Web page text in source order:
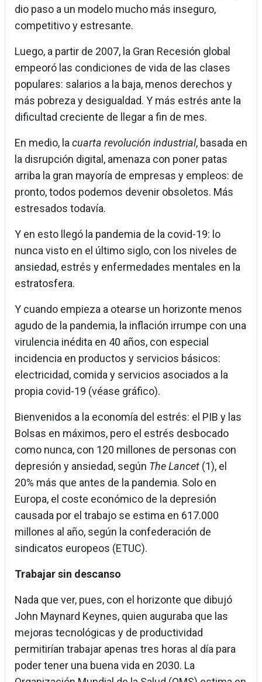
dio paso a un modelo mucho más inseguro,
competitivo y estresante.
Luego, a partir de 2007, la Gran Recesión global
empeoró las condiciones de vida de las clases
populares: salarios a la baja, menos derechos y
más pobreza y desigualdad. Y más estrés ante la
dificultad creciente de llegar a fin de mes.
En medio, lacuarta revolución industrial, basada en
la disrupción digital, amenaza con poner patas
arriba la gran mayoría de empresas y empleos: de
pronto, todos podemos devenir obsoletos. Más
estresados todavía.
Y en esto llegó la pandemia de la covid-19: lo
nunca visto en el último siglo, con los niveles de
ansiedad, estrés y enfermedades mentales en la
estratosfera.
Y cuando empieza a otearse un horizonte menos
agudo de la pandemia, la inflación irrumpe con una
virulencia inédita en 40 años, con especial
incidencia en productos y servicios básicos:
electricidad, comida y servicios asociados a la
propia covid-19 (véase gráfico).
Bienvenidos a la economía del estrés: el PIB y las
Bolsas en máximos, pero el estrés desbocado
como nunca, con 120 millones de personas con
depresión y ansiedad, según The Lancet (1), el
20% más que antes de la pandemia. Solo en
Europa, el coste económico de la depresión
causada por el trabajo se estima en 617.000
millones al año, según la confederación de
sindicatos europeos (ETUC).
Trabajar sin descanso
Nada que ver, pues, con el horizonte que dibujó
John Maynard Keynes, quien auguraba que las
mejoras tecnológicas y de productividad
permitirían trabajar apenas tres horas al día para
poder tener una buena vida en 2030. La